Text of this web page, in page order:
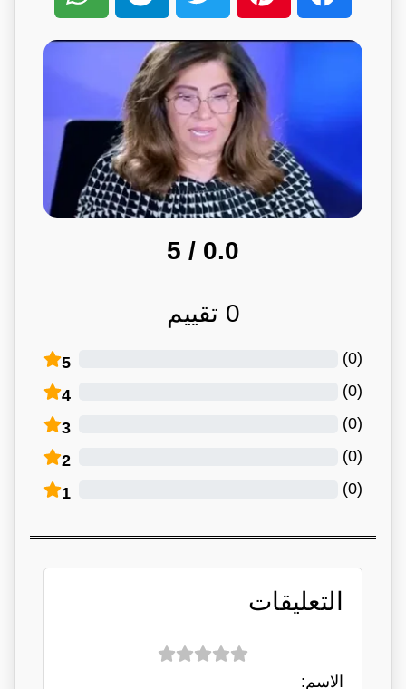
0.0
/ 5
0 تقييم
5 (
0
)
4 (
0
)
3 (
0
)
2 (
0
)
1 (
0
)
التعليقات
الاسم: